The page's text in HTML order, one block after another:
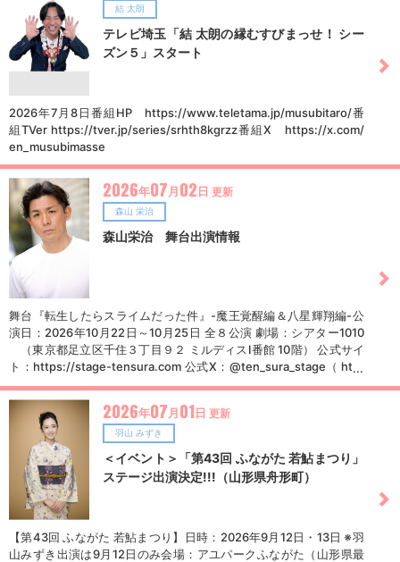
結 太朗
テレビ埼玉「結 太朗の縁むすびまっせ！ シー
ズン５」スタート
2026年7月8日番組HP https://www.teletama.jp/musubitaro/番
組TVer https://tver.jp/series/srhth8kgrzz番組X https://x.com/
en_musubimasse
2026年07 月02日 更新
森山 栄治
森山栄治 舞台出演情報
舞台『転生したらスライムだった件』-魔王覚醒編＆八星輝翔編-公
演⽇：2026年10月22日～10月25日 全８公演 劇場：シアター1010
（東京都足立区千住３丁目９２ ミルディスⅠ番館 10階） 公式サイ
ト：https://stage-tensura.com 公式X：@ten_sura_stage（ http
s://x.com/ten_sura_stage ）原作：伏瀬・川上泰樹・みっつばー
『転生したらスライムだった件』(講談社「月刊少年シリウス」連
載) （Ｃ）表記：© 伏瀬・川上泰樹・講談社/舞台『転生したらスラ
イムだった件』製作委員会 製作委員会：舞台『転生したらスライム
だった件』製作委員会 脚本・演出：伊勢直弘舞台音楽：こおろぎ ■
チケット詳細席種VIP席(前方ブロック確約・非売品グッズ付き)：1
5,800円（税込） S席(１階席後方・非売品グッズ付き)：12,800円
（税込）A席(２階席)：8,800円（税込）※非売品グッズは、フォト
ブックを予定しております。※本公演は劇場・音楽堂等における子
供舞台芸術鑑賞体験支援事業の指定公演となっております。 販売ス
ケジュールFC先行：2026年7月1日（水）12:00〜7月13日（月）2
2026年07 月01日 更新
羽山 みずき
＜イベント＞「第43回 ふながた 若鮎まつり」
ステージ出演決定!!!（山形県舟形町）
【第43回 ふながた 若鮎まつり】日時：2026年9月12日・13日 ※羽
山みずき出演は9月12日のみ会場：アユパークふながた（山形県最